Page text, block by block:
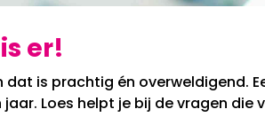
er!
dat is prachtig én overweldigend.
jaar. Loes helpt je bij de vragen